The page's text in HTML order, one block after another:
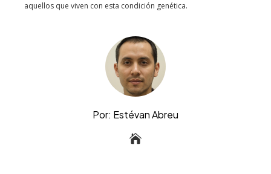
aquellos que viven con esta condición genética.
Por: Estévan Abreu